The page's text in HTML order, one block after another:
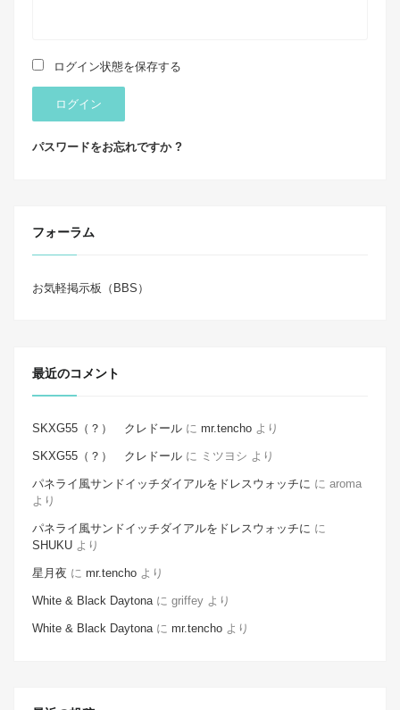
ログイン状態を保存する
ログイン
パスワードをお忘れですか ?
フォーラム
お気軽掲示板（BBS）
最近のコメント
SKXG55（？） クレドール に mr.tencho より
SKXG55（？） クレドール に ミツヨシ より
パネライ風サンドイッチダイアルをドレスウォッチに に aroma
より
パネライ風サンドイッチダイアルをドレスウォッチに に
SHUKU より
星月夜 に mr.tencho より
White & Black Daytonaに griffey より
White & Black Daytonaに mr.tencho より